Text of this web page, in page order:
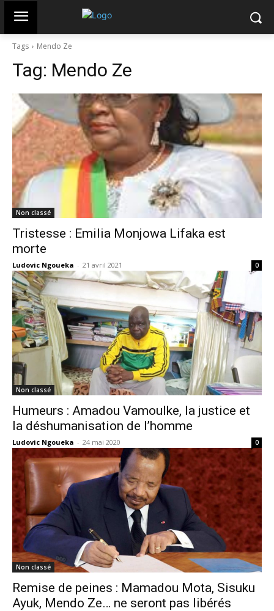
Tags Mendo Ze
Tag: Mendo Ze
Non classé
Tristesse : Emilia Monjowa Lifaka est
morte
Ludovic Ngoueka - 21 avril 2021 0
Non classé
Humeurs : Amadou Vamoulke, la justice et
la déshumanisation de l’homme
Ludovic Ngoueka - 24 mai 2020 0
Non classé
Remise de peines : Mamadou Mota, Sisuku
Ayuk, Mendo Ze… ne seront pas libérés